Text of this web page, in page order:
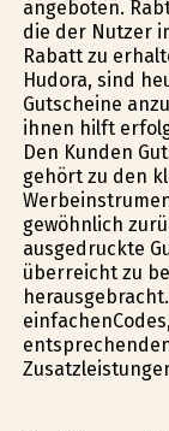
angeboten.
die der Nutzer
Rabatt zu
Hudora, sind
Gutscheine
ihnen hilft
Den Kunden
gehört zu den
gewöhnlich
ausgedruckte
überreicht zu